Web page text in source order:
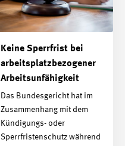
Keine Sperrfrist bei
arbeitsplatzbezogener
Arbeitsunfähigkeit
Das Bundesgericht hat im
Zusammenhang mit dem
Kündigungs- oder
Sperrfristenschutz während